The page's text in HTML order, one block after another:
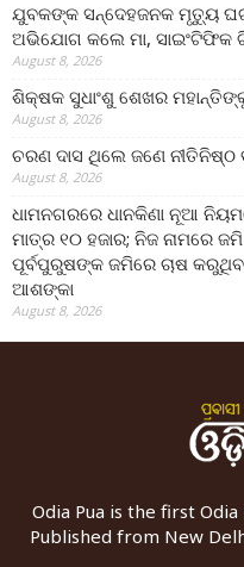
ଯୁବକଙ୍କ ସନ୍ଦେହଜନକ ମୃତ୍ୟୁ
ଅଭିଯୋଗ କଲେ ମା,
August 8, 2026
ଶିକ୍ଷକ ସୁଧାଂଶୁ ଶେଖର
August 8, 2026
ଚରଣ ଦାସ ଥିଲେ ଜଣେ
August 8, 2026
ଧାମନଗରରେ ଧାନକିଣା ନୂଆ
ମାତ୍ର ୧୦ ହଜାର; ନିଜ ନାମରେ
ପୂର୍ବପୁରୁଷଙ୍କ ଜମିରେ ଚାଷ କରୁଥିବା
ଆଶଙ୍କା
August 8, 2026
Odia Pua is the first
Published from New